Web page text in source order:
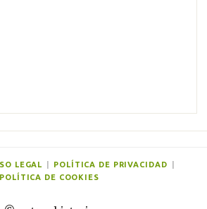
LEGAL POLÍTICA DE PRIVACIDAD
POLÍTICA DE COOKIES